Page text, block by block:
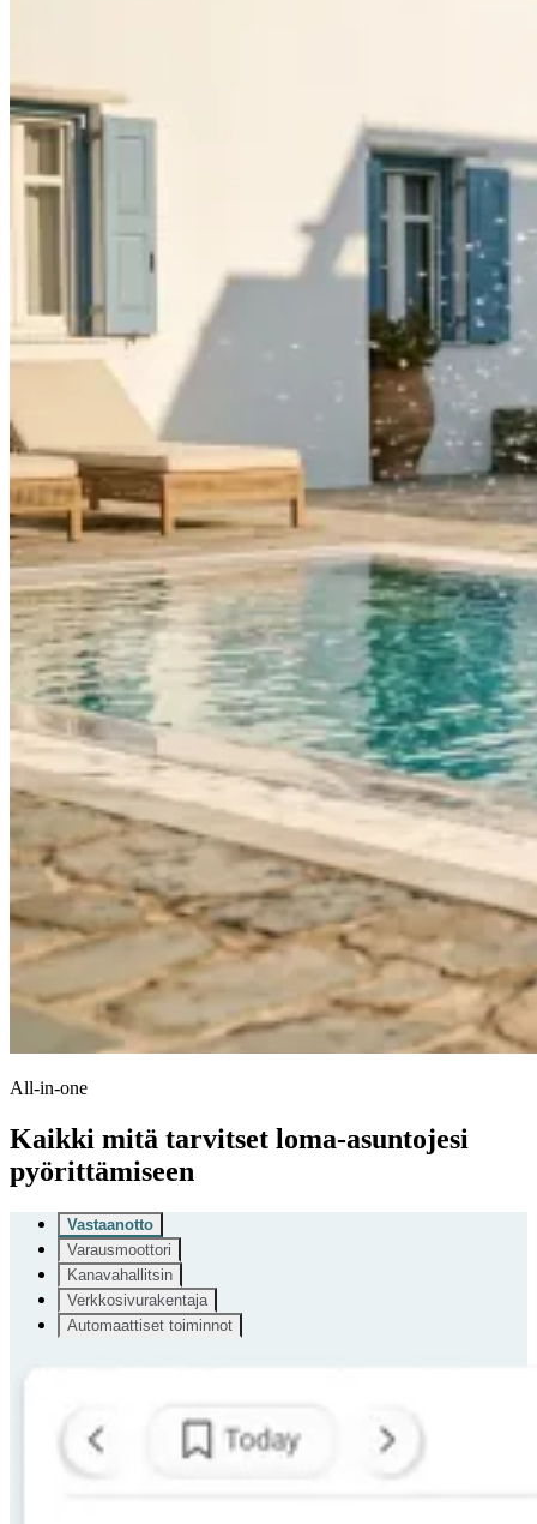
All-in-one
Kaikki mitä tarvitset loma-asuntojesi
pyörittämiseen
Vastaanotto
Varausmoottori
Kanavahallitsin
Verkkosivurakentaja
Automaattiset toiminnot